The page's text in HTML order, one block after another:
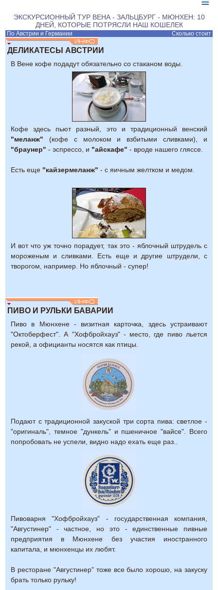
ЭКСКУРСИОННЫЙ ТУР ВЕНА - ЗАЛЬЦБУРГ - МЮНХЕН: 10
ДНЕЙ, КОТОРЫЕ ПОТРЯСЛИ НАШ КОШЕЛЕК
По Австрии и Германии Сколько стоит
ДЕЛИКАТЕСЫ АВСТРИИ
В Вене кофе подадут обязательно со стаканом воды.
Кофе здесь пьют разный, это и традиционный венский
"меланж" (кофе с молоком и взбитыми сливками), и
"браунер" - эспрессо, и "айскафе" - вроде нашего гляссе.
Есть еще "кайзермеланж" - с яичным желтком и медом.
И вот что уж точно порадует, так это - яблочный штрудель с
мороженым и сливками. Есть еще и другие штрудели, с
творогом, например. Но яблочный - супер!
ПИВО И РУЛЬКИ БАВАРИИ
Пиво в Мюнхене - визитная карточка, здесь устраивают
"Октоберфест". А "Хофбройхауз" - место, где пиво льется
рекой, а официанты носятся как птицы.
Подают с традиционной закуской три сорта пива: светлое -
"оригиналь", темное "дункель" и пшеничное "вайсе". Всего
попробовать не успели, видно надо ехать еще раз..
Пивоварня "Хофбройхауз" - государственная компания,
"Августинер" - частное, но это - единственные пивные
предприятия в Мюнхене без участия иностранного
капитала, и мюнхенцы их любят.
В ресторане "Августинер" тоже все было хорошо, на закуску
брать только рульку!